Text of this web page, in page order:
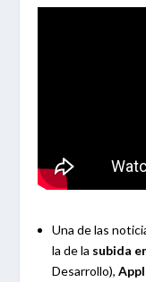
Una de las
la de la subida
Desarrollo),